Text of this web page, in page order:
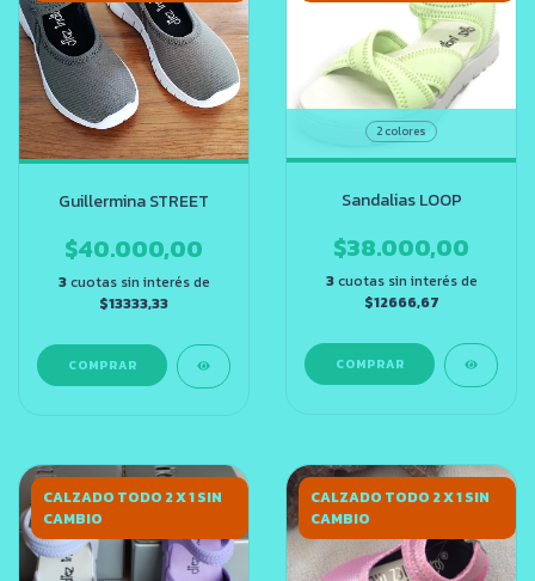
Guillermina STREET
$40.000,00
3cuotas sin interés de
$13333,33
COMPRAR
2 colores
Sandalias LOOP
$38.000,00
3cuotas sin interés de
$12666,67
COMPRAR
CALZADO TODO 2 X 1 SIN
CAMBIO
CALZADO TODO 2 X 1 SIN
CAMBIO